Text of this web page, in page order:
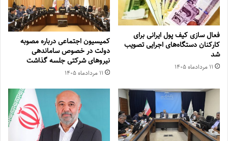
فعال سازی کیف پول ایرانی برای
کارکنان دستگاه‌های اجرایی تصویب
شد
۱۱ مرداد‌ماه ۱۴۰۵
کمیسیون اجتماعی درباره مصوبه
دولت در خصوص ساماندهی
نیروهای شرکتی جلسه گذاشت
۱۱ مرداد‌ماه ۱۴۰۵